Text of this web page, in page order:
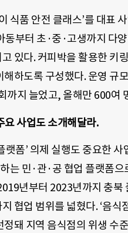
식품 안전 클래스’를 대표
동부터 초·중·고생까지 다
있다. 커피박을 활용한 키
해하도록 구성했다. 운영
까지 늘었고, 올해만 600여
사업도 소개해달라.
랫폼’ 의제 실행도 중요한
는 민·관·공 협업 플랫폼
년부터 2023년까지 충
협업 범위를 넓혔다. ‘음
정돼 지역 음식점의 위생 수